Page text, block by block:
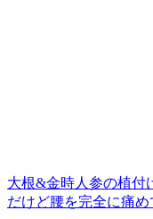
大根&金時人参の植付
だけど腰を完全に痛